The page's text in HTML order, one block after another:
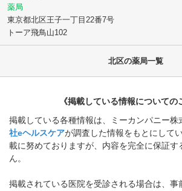
薬局
東京都北区王子一丁目22番7号
トーア飛鳥山102
北区の薬局一覧
《掲載している情報についての
掲載している各種情報は、ミーカンパニー株
社eヘルスケアが調査した情報をもとにして
載に努めておりますが、内容を完全に保証す
ん。
掲載されている医院を受診される場合は、事